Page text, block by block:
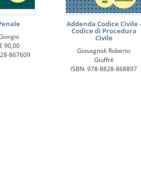
90,00
867609
Addenda Codice Civile -
Codice di Procedura
Civile
Giovagnoli Roberto
Giuffrè
ISBN: 978-8828-868897